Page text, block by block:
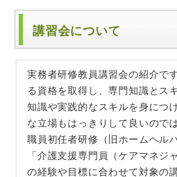
講習会について
実務者研修教員講習会の紹介で
る資格を取得し、専門知識とス
知識や実践的なスキルを身につ
な立場もはっきりして良いので
職員初任者研修（旧ホームヘル
「介護支援専門員（ケアマネジ
の経験や目標に合わせて対象の